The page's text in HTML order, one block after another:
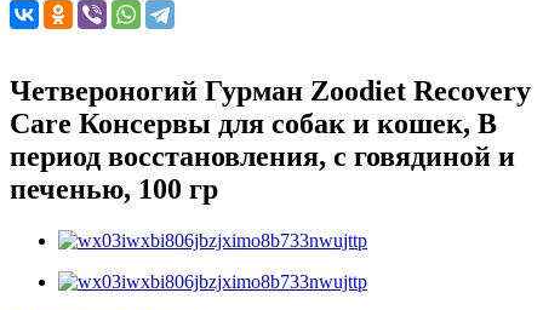
Четвероногий Гурман Zoodiet Recovery
Care Консервы для собак и кошек, В
период восстановления, с говядиной и
печенью, 100 гр